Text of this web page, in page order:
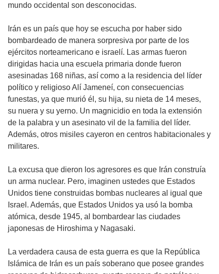
mundo occidental son desconocidas.
Irán es un país que hoy se escucha por haber sido
bombardeado de manera sorpresiva por parte de los
ejércitos norteamericano e israelí. Las armas fueron
dirigidas hacia una escuela primaria donde fueron
asesinadas 168 niñas, así como a la residencia del líder
político y religioso Alí Jameneí, con consecuencias
funestas, ya que murió él, su hija, su nieta de 14 meses,
su nuera y su yerno. Un magnicidio en toda la extensión
de la palabra y un asesinato vil de la familia del líder.
Además, otros misiles cayeron en centros habitacionales y
militares.
La excusa que dieron los agresores es que Irán construía
un arma nuclear. Pero, imaginen ustedes que Estados
Unidos tiene construidas bombas nucleares al igual que
Israel. Además, que Estados Unidos ya usó la bomba
atómica, desde 1945, al bombardear las ciudades
japonesas de Hiroshima y Nagasaki.
La verdadera causa de esta guerra es que la República
Islámica de Irán es un país soberano que posee grandes